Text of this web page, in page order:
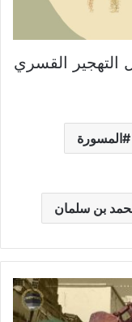
التهجير القسري
المسورة
بن سلمان